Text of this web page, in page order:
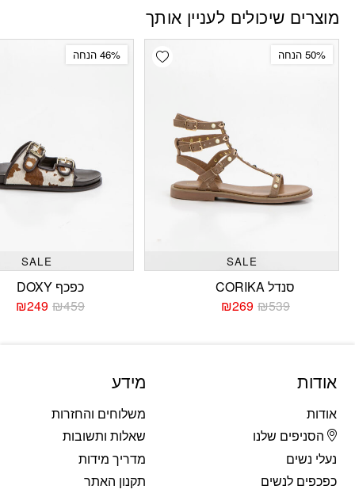
מוצרים שיכולים לעניין אותך
Add wishlist 50% הנחה
SALE
סנדל CORIKA
₪539
המחיר
₪269המחיר
46% הנחה
SALE
כפכף DOXY
₪459
₪249
אודות
אודות
הסניפים שלנו
נעלי נשים
כפכפים לנשים
מידע
משלוחים והחזרות
שאלות ותשובות
מדריך מידות
תקנון האתר